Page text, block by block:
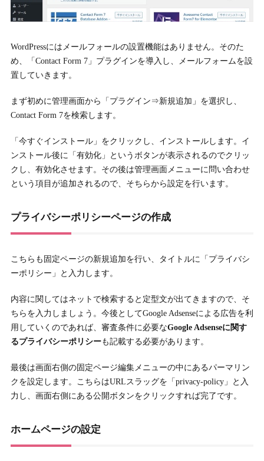
WordPressにはメールフォールの設置機能はありません。そのた
め、「Contact Form 7」プラグインを導入し、メールフォームを設
置していきます。
まず初めに管理画面から「プラグイン⇒新規追加」を選択し、
Contact Form 7を検索します。
「今すぐインストール」をクリックし、インストールします。イ
ンストール後に「有効化」というボタンが表示されるのでクリッ
クし、有効化させます。その後は管理画面メニューに問い合わせ
という項目が追加されるので、そちらから設定を行います。
プライバシーポリシーページの作成
こちらも固定ページの新規追加を行い、タイトルに「プライバシ
ーポリシー」と入力します。
内容に関してはネットで検索すると定型文が出てきますので、そ
ちらを入力しましょう。今後としてGoogle Adsenseによる広告を利
用していくのであれば、審査条件に必要なGoogle Adsenseに関す
るプライバシーポリシーも記載する必要があります。
最後は画面右側の固定ページ編集メニューの中にあるパーマリン
クを設定します。こちらはURLスラッグを「privacy-policy」と入
力し、画面右側にある公開ボタンをクリックすれば完了です。
ホームページの設定